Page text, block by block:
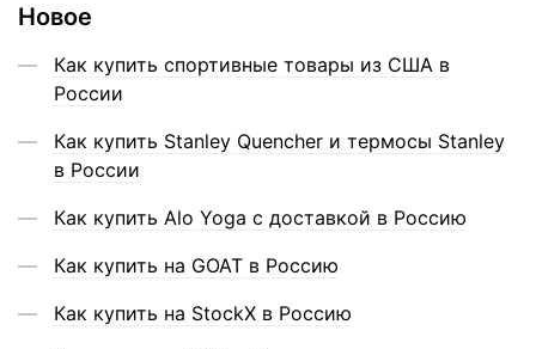
Новое
Как купить спортивные товары из США в
России
Как купить Stanley Quencher и термосы Stanley
в России
Как купить Alo Yoga с доставкой в Россию
Как купить на GOAT в Россию
Как купить на StockX в Россию